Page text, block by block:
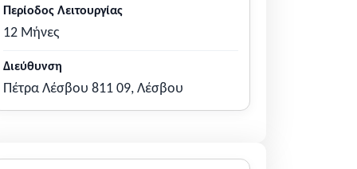
Περίοδος Λειτουργίας
12 Μήνες
Διεύθυνση
Πέτρα Λέσβου 811 09, Λέσβου